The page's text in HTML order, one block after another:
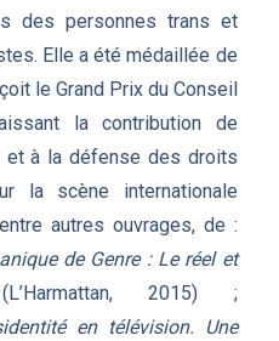
des personnes trans et
Elle a été médaillée de
le Grand Prix du Conseil
la contribution de
et à la défense des droits
la scène internationale
autres ouvrages, de :
de Genre : Le réel et
2015) ;
en télévision. Une